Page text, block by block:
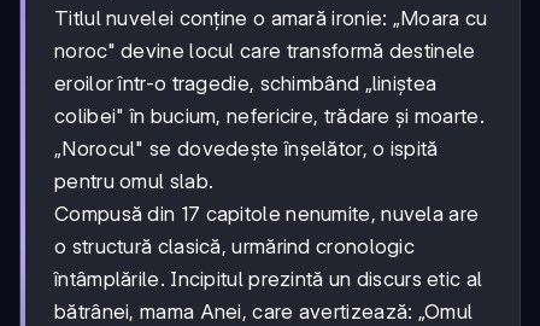
Titlul nuvelei conține o amară ironie: „Moara cu
noroc" devine locul care transformă destinele
eroilor într-o tragedie, schimbând „liniștea
colibei" în bucium, nefericire, trădare și moarte.
„Norocul" se dovedește înșelător, o ispită
pentru omul slab.
Compusă din 17 capitole nenumite, nuvela are
o structură clasică, urmărind cronologic
întâmplările. Incipitul prezintă un discurs etic al
bătrânei, mama Anei, care avertizează: „Omul